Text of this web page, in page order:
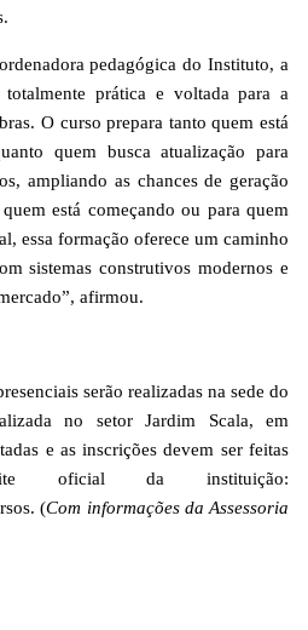
pedagógica do Instituto, a
prática e voltada para a
O curso prepara tanto quem está
quem busca atualização para
ampliando as chances de geração
está começando ou para quem
essa formação oferece um caminho
sistemas construtivos modernos e
afirmou.
serão realizadas na sede do
no setor Jardim Scala, em
e as inscrições devem ser feitas
oficial da instituição:
(Com informações da Assessoria